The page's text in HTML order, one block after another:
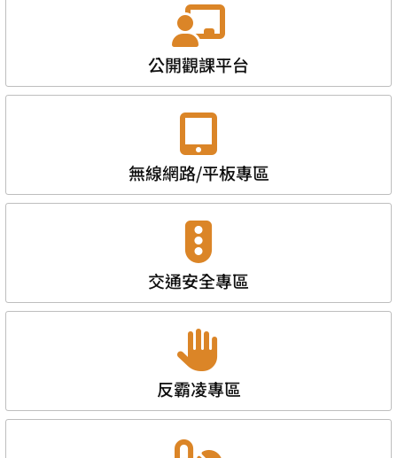
公開觀課平台
無線網路/平板專區
交通安全專區
反霸凌專區